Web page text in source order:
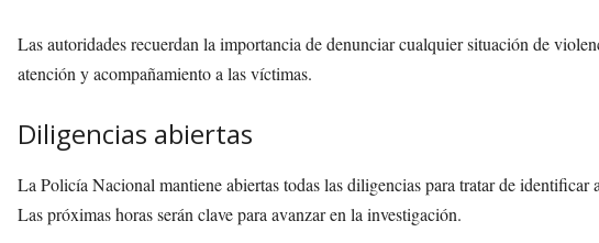
Las autoridades recuerdan la importancia de denunciar cualquier situación de
atención y acompañamiento a las víctimas.
Diligencias abiertas
La Policía Nacional mantiene abiertas todas las diligencias para tratar de
Las próximas horas serán clave para avanzar en la investigación.